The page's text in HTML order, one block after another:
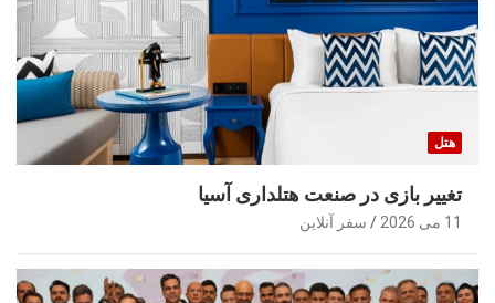
هتل
تغییر بازی در صنعت هتلداری آسیا
11 می 2026 سفر آنلاین